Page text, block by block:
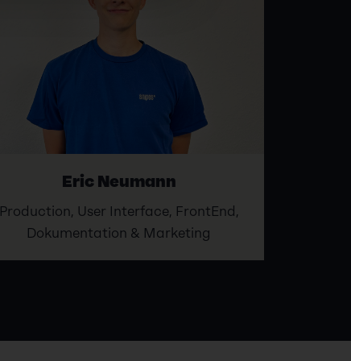
Eric Neumann
Production, User Interface, FrontEnd,
Dokumentation & Marketing